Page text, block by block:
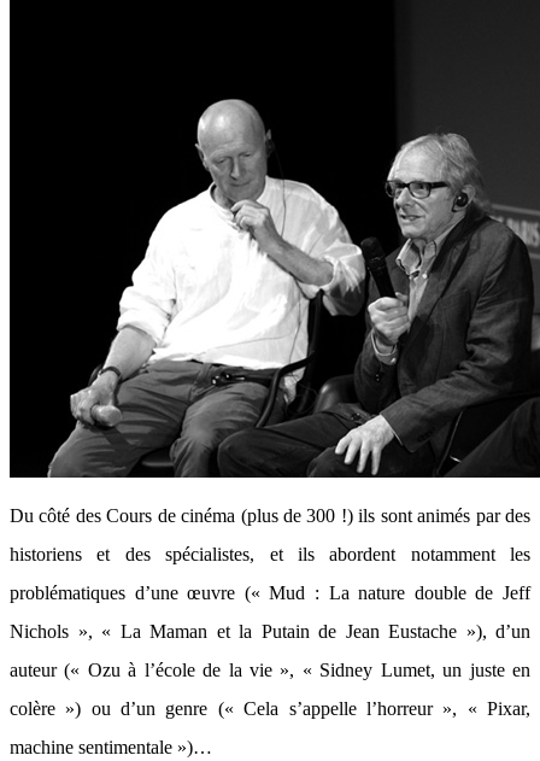
Du côté des Cours de cinéma (plus de 300 !) ils sont animés par des
historiens et des spécialistes, et ils abordent notamment les
problématiques d’une œuvre (« Mud : La nature double de Jeff
Nichols », « La Maman et la Putain de Jean Eustache »), d’un
auteur (« Ozu à l’école de la vie », « Sidney Lumet, un juste en
colère ») ou d’un genre (« Cela s’appelle l’horreur », « Pixar,
machine sentimentale »)…